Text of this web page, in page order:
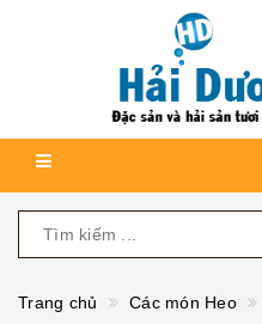
Trang chủ Các món Heo